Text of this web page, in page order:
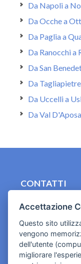
Da Napoli a
Da Ocche a
Da Paglia a
Da Ranocchi a
Da San
Da
Da Uccelli a
Da Val
CONTATTI
Cookies e
Accettazione
Questo sito
vengono
dell'utente
migliorare